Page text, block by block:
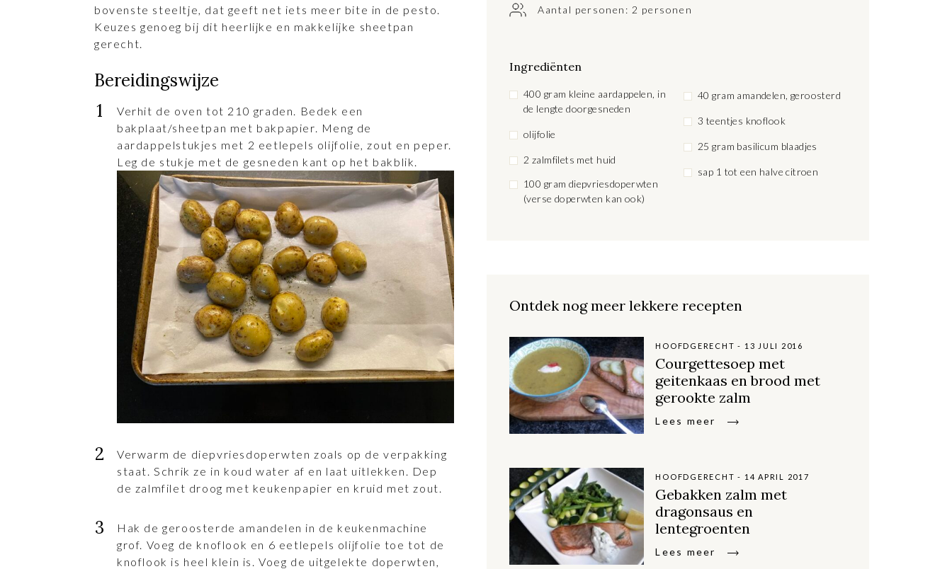
bovenste steeltje, dat geeft net iets meer bite in de pesto.
Keuzes genoeg bij dit heerlijke en makkelijke sheetpan
gerecht.
Bereidingswijze
Verhit de oven tot 210 graden. Bedek een
bakplaat/sheetpan met bakpapier. Meng de
aardappelstukjes met 2 eetlepels olijfolie, zout en peper.
Leg de stukje met de gesneden kant op het bakblik.
Verwarm de diepvriesdoperwten zoals op de verpakking
staat. Schrik ze in koud water af en laat uitlekken. Dep
de zalmfilet droog met keukenpapier en kruid met zout.
Hak de geroosterde amandelen in de keukenmachine
grof. Voeg de knoflook en 6 eetlepels olijfolie toe tot de
knoflook is heel klein is. Voeg de uitgelekte doperwten,
Aantal personen: 2 personen
Ingrediënten
400 gram kleine aardappelen, in
de lengte doorgesneden
olijfolie
2 zalmfilets met huid
100 gram diepvriesdoperwten
(verse doperwten kan ook)
40 gram amandelen, geroosterd
3 teentjes knoflook
25 gram basilicum blaadjes
sap 1 tot een halve citroen
Ontdek nog meer lekkere recepten
HOOFDGERECHT - 13 JULI 2016
Courgettesoep met
geitenkaas en brood met
gerookte zalm
Lees meer
HOOFDGERECHT - 14 APRIL 2017
Gebakken zalm met
dragonsaus en
lentegroenten
Lees meer